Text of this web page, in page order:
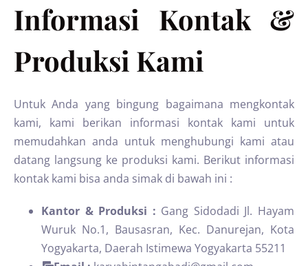
Informasi Kontak &
Produksi Kami
Untuk Anda yang bingung bagaimana mengkontak
kami, kami berikan informasi kontak kami untuk
memudahkan anda untuk menghubungi kami atau
datang langsung ke produksi kami. Berikut informasi
kontak kami bisa anda simak di bawah ini :
Kantor & Produksi : Gang Sidodadi Jl. Hayam
Wuruk No.1, Bausasran, Kec. Danurejan, Kota
Yogyakarta, Daerah Istimewa Yogyakarta 55211